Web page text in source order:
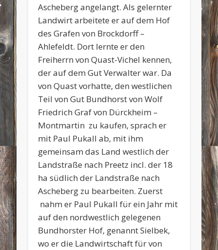
Ascheberg angelangt. Als gelernter
Landwirt arbeitete er auf dem Hof
des Grafen von Brockdorff –
Ahlefeldt. Dort lernte er den
Freiherrn von Quast-Vichel kennen,
der auf dem Gut Verwalter war. Da
von Quast vorhatte, den westlichen
Teil von Gut Bundhorst von Wolf
Friedrich Graf von Dürckheim –
Montmartin zu kaufen, sprach er
mit Paul Pukall ab, mit ihm
gemeinsam das Land westlich der
Landstraße nach Preetz incl. der 18
ha südlich der Landstraße nach
Ascheberg zu bearbeiten. Zuerst
nahm er Paul Pukall für ein Jahr mit
auf den nordwestlich gelegenen
Bundhorster Hof, genannt Sielbek,
wo er die Landwirtschaft für von